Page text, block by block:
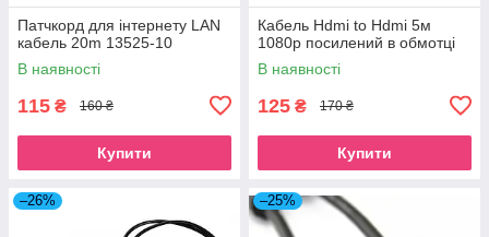
Патчкорд для інтернету LAN
кабель 20m 13525-10
В наявності
115 ₴ 160 ₴
Купити
Кабель Hdmi to Hdmi 5м
1080p посилений в обмотці
В наявності
125 ₴ 170 ₴
Купити
–26% –25%